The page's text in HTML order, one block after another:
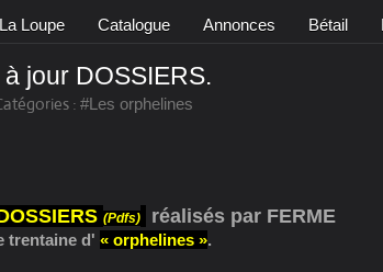
Loupe Catalogue Annonces Bétail
jour DOSSIERS.
: #Les orphelines
(Pdfs) réalisés par FERME
trentaine d' « orphelines ».